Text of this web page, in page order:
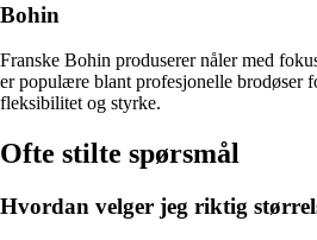
Bohin
Franske Bohin produserer nåler med
er populære blant profesjonelle brodøser
fleksibilitet og styrke.
Ofte stilte spørsmål
Hvordan velger jeg riktig